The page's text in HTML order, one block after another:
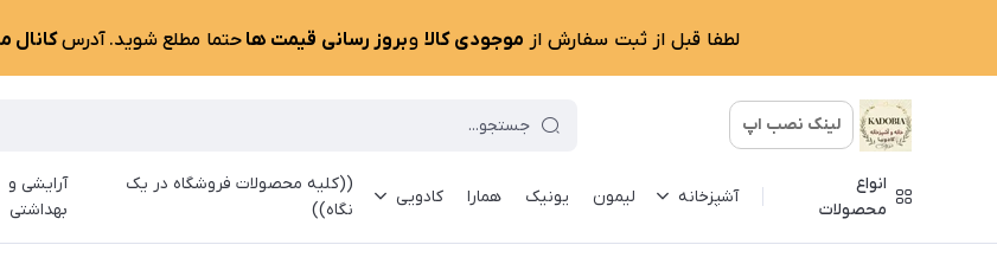
لطفا قبل از ثبت سفارش از موجودی کالا وبروز رسانی قیمت هاحتما مطلع شوید. آدرسکانال
لینک نصب اپ
انواع
محصولات
آشپزخانه لیمون یونیک همارا کادویی
((کلیه محصولات فروشگاه در یک
نگاه))
آرایشی و
بهداشتی